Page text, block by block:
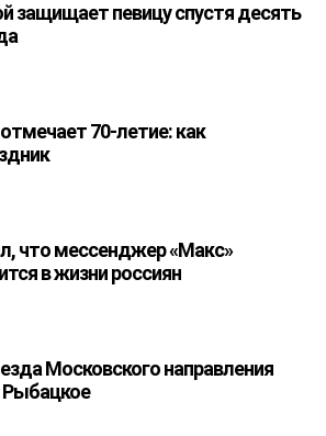
защищает певицу спустя десять
70-летие: как
что мессенджер «Макс»
в жизни россиян
Московского направления
Рыбацкое